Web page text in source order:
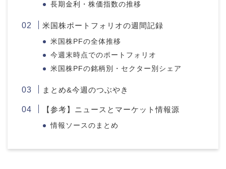
長期金利・株価指数の推移
米国株ポートフォリオの週間記録
米国株PFの全体推移
今週末時点でのポートフォリオ
米国株PFの銘柄別・セクター別シェア
まとめ&今週のつぶやき
【参考】ニュースとマーケット情報源
情報ソースのまとめ